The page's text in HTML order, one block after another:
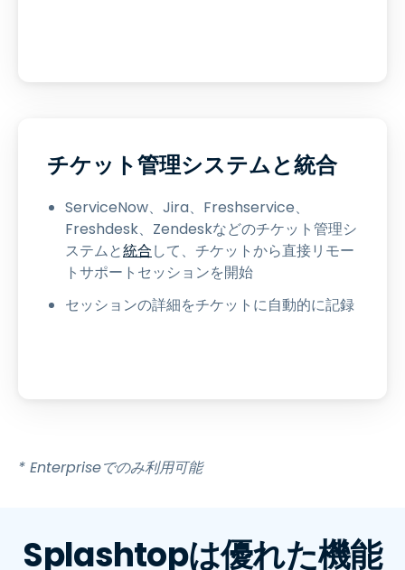
チケット管理システムと統合
ServiceNow、Jira、Freshservice、
Freshdesk、Zendeskなどのチケット管理シ
ステムと統合して、チケットから直接リモー
トサポートセッションを開始
セッションの詳細をチケットに自動的に記録
* Enterpriseでのみ利用可能
Splashtopは優れた機能